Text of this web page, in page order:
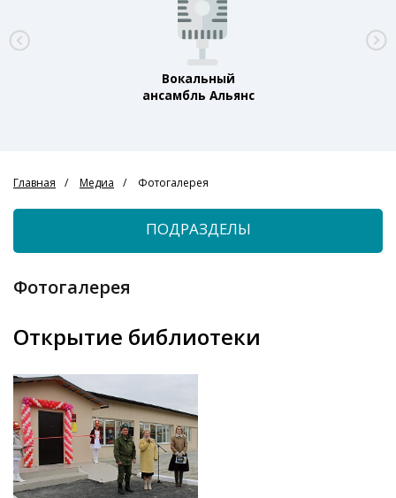
Вокальный
ансамбль Альянс
Главная Медиа Фотогалерея
ПОДРАЗДЕЛЫ
Фотогалерея
Открытие библиотеки